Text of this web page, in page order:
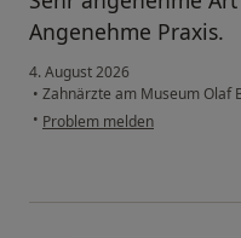
Angenehme Praxis.
4. August 2026
• Zahnärzte am Museum Olaf
• Problem melden